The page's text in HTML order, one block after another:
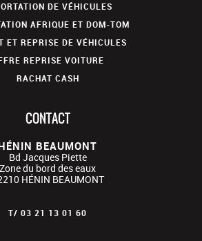
DE VÉHICULES
AFRIQUE ET DOM-TOM
ET REPRISE DE VÉHICULES
REPRISE VOITURE
RACHAT CASH
CONTACT
BEAUMONT
Bd Jacques Piette
Zone du bord des eaux
HÉNIN BEAUMONT
T/ 03 21 13 01 60